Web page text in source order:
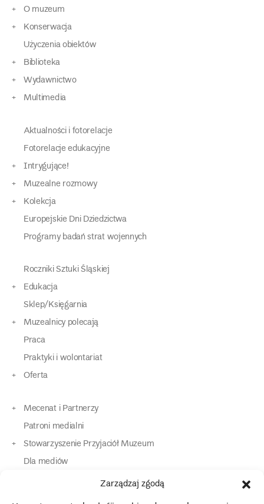
Zarządzaj zgodą
O muzeum
Konserwacja
Użyczenia obiektów
Biblioteka
Wydawnictwo
Multimedia
Aktualności i fotorelacje
Fotorelacje edukacyjne
Intrygujące!
Muzealne rozmowy
Kolekcja
Europejskie Dni Dziedzictwa
Programy badań strat wojennych
Roczniki Sztuki Śląskiej
Edukacja
Sklep/Księgarnia
Muzealnicy polecają
Praca
Praktyki i wolontariat
Oferta
Mecenat i Partnerzy
Patroni medialni
Stowarzyszenie Przyjaciół Muzeum
Dla mediów
Dla osób o specjalnych potrzebach